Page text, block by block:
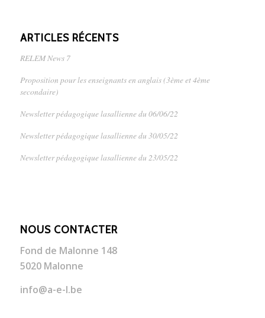
ARTICLES RÉCENTS
RELEM News 7
Proposition pour les enseignants en anglais (3ème et 4ème
secondaire)
Newsletter pédagogique lasallienne du 06/06/22
Newsletter pédagogique lasallienne du 30/05/22
Newsletter pédagogique lasallienne du 23/05/22
NOUS CONTACTER
Fond de Malonne 148
5020 Malonne
info@a-e-l.be